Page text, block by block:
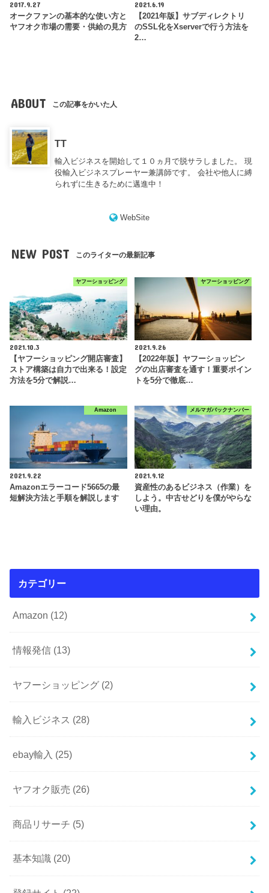
2017.9.27
オークファンの基本的な使い方と
ヤフオク市場の需要・供給の見方
2021.6.19
【2021年版】サブディレクトリ
のSSL化をXserverで行う方法を
2…
ABOUT この記事をかいた人
TT
輸入ビジネスを開始して１０ヵ月で脱サラしました。 現
役輸入ビジネスプレーヤー兼講師です。 会社や他人に縛
られずに生きるために邁進中！
WebSite
NEW POST このライターの最新記事
ヤフーショッピング
2021.10.3
【ヤフーショッピング開店審査】
ストア構築は自力で出来る！設定
方法を5分で解説…
ヤフーショッピング
2021.9.26
【2022年版】ヤフーショッピン
グの出店審査を通す！重要ポイン
トを5分で徹底…
Amazon
2021.9.22
Amazonエラーコード5665の最
短解決方法と手順を解説します
メルマガバックナンバー
2021.9.12
資産性のあるビジネス（作業）を
しよう。中古せどりを僕がやらな
い理由。
カテゴリー
Amazon (12)
情報発信 (13)
ヤフーショッピング (2)
輸入ビジネス (28)
ebay輸入 (25)
ヤフオク販売 (26)
商品リサーチ (5)
基本知識 (20)